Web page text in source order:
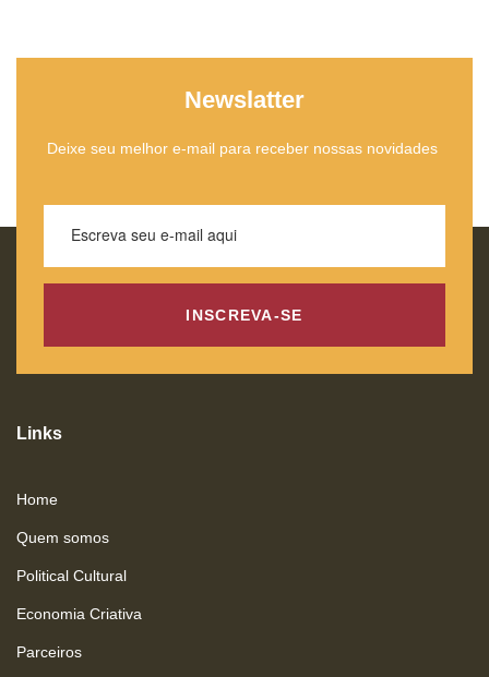
Newslatter
Deixe seu melhor e-mail para receber nossas novidades
INSCREVA-SE
Links
Home
Quem somos
Political Cultural
Economia Criativa
Parceiros